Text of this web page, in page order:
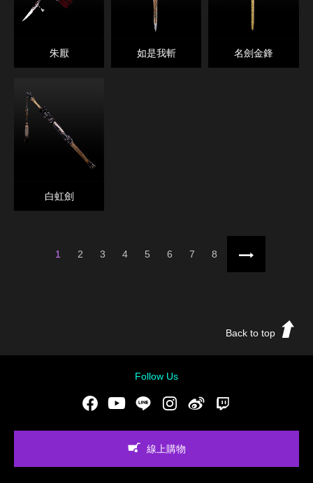
朱厭 如是我斬 名劍金鋒
白虹劍
1 2 3 4 5 6 7 8 下一頁
Back to top
Follow Us
FacebookYoutubeLINE Instgram新浪微博
線上購物